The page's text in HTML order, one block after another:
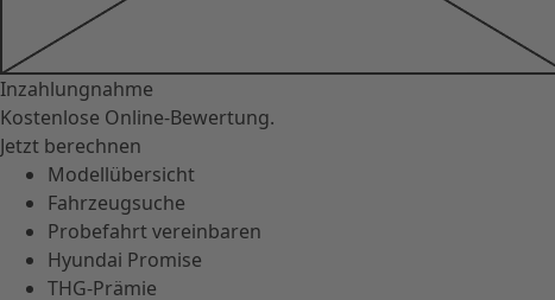
Inzahlungnahme
Kostenlose Online-Bewertung.
Jetzt berechnen
Modellübersicht
Fahrzeugsuche
Probefahrt vereinbaren
Hyundai Promise
THG-Prämie